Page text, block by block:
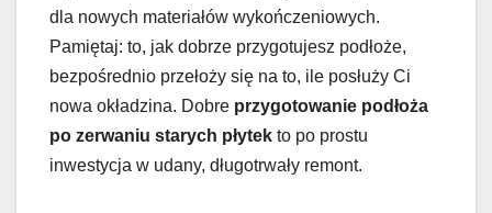
dla nowych materiałów wykończeniowych.
Pamiętaj: to, jak dobrze przygotujesz podłoże,
bezpośrednio przełoży się na to, ile posłuży Ci
nowa okładzina. Dobre przygotowanie podłoża
po zerwaniu starych płytek to po prostu
inwestycja w udany, długotrwały remont.